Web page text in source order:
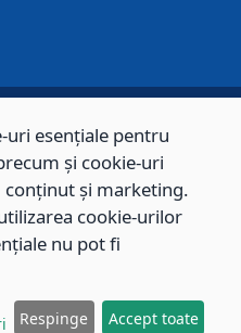
BRAȘOV, toate drepturile
Contact
uri esențiale pentru
și cookie-uri
și marketing.
cookie-urilor
nu pot fi
Respinge Accept toate